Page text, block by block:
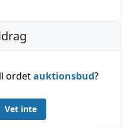
ordetauktionsbud?
Vet inte